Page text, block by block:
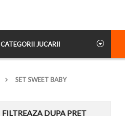
CATEGORII JUCARII
SET SWEET BABY
FILTREAZA DUPA PRET